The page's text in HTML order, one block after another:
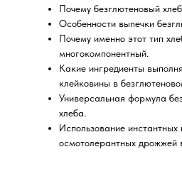
Почему безглютеновый
Особенности выпечки
Почему именно этот тип
многокомпонентный.
Какие ингредиенты
клейковины в
Универсальная формула
хлеба.
Использование инстантных
осмотолерантных дрожжей